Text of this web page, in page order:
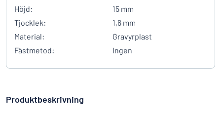
Höjd:
15 mm
Tjocklek:
1,6 mm
Material:
Gravyrplast
Fästmetod:
Ingen
Produktbeskrivning